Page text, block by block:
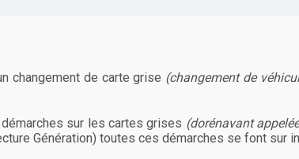
changement de carte grise (changement de
sur les cartes grises (dorénavant
Génération) toutes ces démarches se font sur